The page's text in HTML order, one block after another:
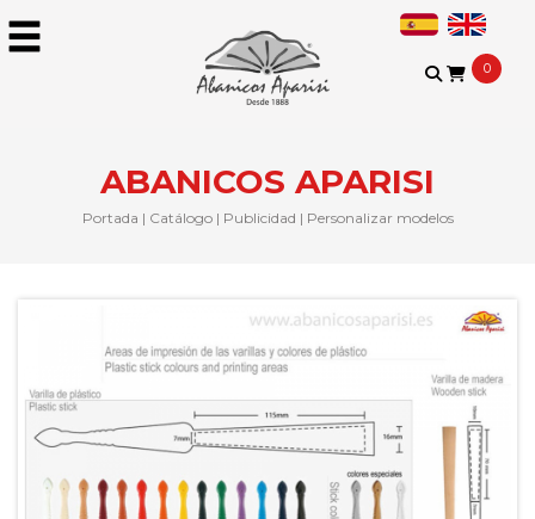
0
ABANICOS APARISI
Portada | Catálogo| Publicidad | Personalizar modelos